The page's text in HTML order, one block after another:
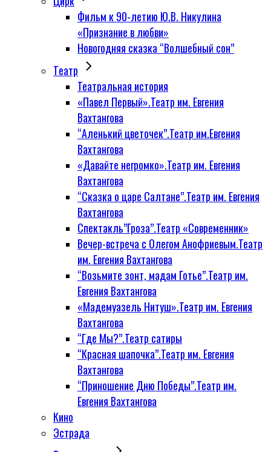
Фильм к 90-летию Ю.В. Никулина
«Признание в любви»
Новогодняя сказка “Волшебный сон”
Tеатр
Театральная история
«Павел Первый».Театр им. Евгения
Вахтангова
“Аленький цветочек”.Театр им.Евгения
Вахтангова
«Давайте негромко».Театр им. Евгения
Вахтангова
“Сказка о царе Салтане”.Театр им. Евгения
Вахтангова
Спектакль”Гроза”.Театр «Современник»
Вечер-встреча с Олегом Анофриевым.Театр
им. Евгения Вахтангова
“Возьмите зонт, мадам Готье”.Театр им.
Евгения Вахтангова
«Мадемуазель Нитуш».Театр им. Евгения
Вахтангова
“Где Мы?”.Театр сатиры
“Красная шапочка”.Театр им. Евгения
Вахтангова
“Приношение Дню Победы”.Театр им.
Евгения Вахтангова
Кино
Эстрада